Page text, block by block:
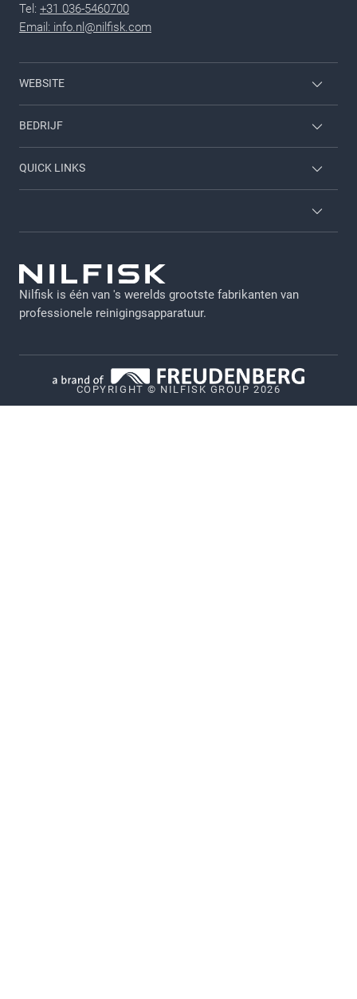
Tel: +31 036-5460700
Email: info.nl@nilfisk.com
WEBSITE
Inloggen werknemer
Carrieres
BEDRIJF
Over ons
QUICK LINKS
Brochures
GDPR - NL
Juridische verklaring
Vulnerability Disclosure Policy
Nilfisk is één van 's werelds grootste fabrikanten van
professionele reinigingsapparatuur.
COPYRIGHT © NILFISK GROUP 2026